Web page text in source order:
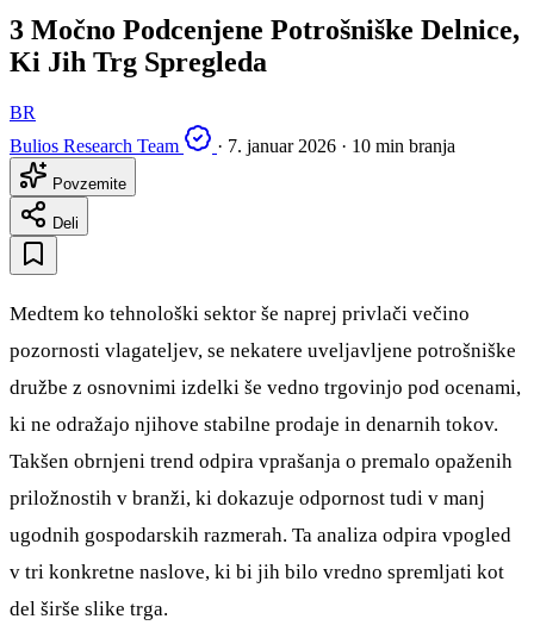
3 Močno Podcenjene Potrošniške Delnice,
Ki Jih Trg Spregleda
BR
Bulios Research Team
· 7. januar 2026 · 10 min branja
Povzemite
Deli
Medtem ko tehnološki sektor še naprej privlači večino
pozornosti vlagateljev, se nekatere uveljavljene potrošniške
družbe z osnovnimi izdelki še vedno trgovinjo pod ocenami,
ki ne odražajo njihove stabilne prodaje in denarnih tokov.
Takšen obrnjeni trend odpira vprašanja o premalo opaženih
priložnostih v branži, ki dokazuje odpornost tudi v manj
ugodnih gospodarskih razmerah. Ta analiza odpira vpogled
v tri konkretne naslove, ki bi jih bilo vredno spremljati kot
del širše slike trga.